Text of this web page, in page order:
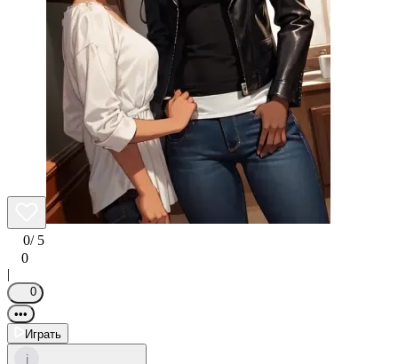
0/ 5
0
|
0
•••
Играть
i